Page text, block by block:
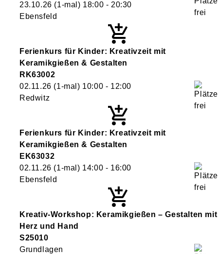
23.10.26 (1-mal) 18:00 - 20:30
Ebensfeld
Ferienkurs für Kinder: Kreativzeit mit
Keramikgießen & Gestalten
RK63002
02.11.26 (1-mal) 10:00 - 12:00
Redwitz
Ferienkurs für Kinder: Kreativzeit mit
Keramikgießen & Gestalten
EK63032
02.11.26 (1-mal) 14:00 - 16:00
Ebensfeld
Kreativ-Workshop: Keramikgießen – Gestalten mit
Herz und Hand
S25010
Grundlagen